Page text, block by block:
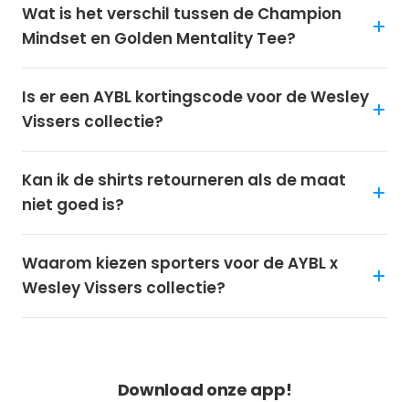
Wat is het verschil tussen de Champion
Mindset en Golden Mentality Tee?
Is er een AYBL kortingscode voor de Wesley
Vissers collectie?
Kan ik de shirts retourneren als de maat
niet goed is?
Waarom kiezen sporters voor de AYBL x
Wesley Vissers collectie?
Download onze app!